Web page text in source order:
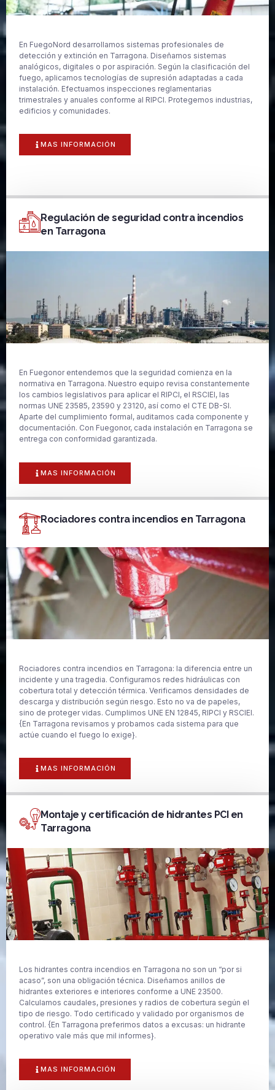
En FuegoNord desarrollamos sistemas profesionales de
detección y extinción en Tarragona. Diseñamos sistemas
analógicos, digitales o por aspiración. Según la clasificación del
fuego, aplicamos tecnologías de supresión adaptadas a cada
instalación. Efectuamos inspecciones reglamentarias
trimestrales y anuales conforme al RIPCI. Protegemos industrias,
edificios y comunidades.
MAS INFORMACIÓN
Regulación de seguridad contra incendios
en Tarragona
En Fuegonor entendemos que la seguridad comienza en la
normativa en Tarragona. Nuestro equipo revisa constantemente
los cambios legislativos para aplicar el RIPCI, el RSCIEI, las
normas UNE 23585, 23590 y 23120, así como el CTE DB-SI.
Aparte del cumplimiento formal, auditamos cada componente y
documentación. Con Fuegonor, cada instalación en Tarragona se
entrega con conformidad garantizada.
MAS INFORMACIÓN
Rociadores contra incendios en Tarragona
Rociadores contra incendios en Tarragona: la diferencia entre un
incidente y una tragedia. Configuramos redes hidráulicas con
cobertura total y detección térmica. Verificamos densidades de
descarga y distribución según riesgo. Esto no va de papeles,
sino de proteger vidas. Cumplimos UNE EN 12845, RIPCI y RSCIEI.
{En Tarragona revisamos y probamos cada sistema para que
actúe cuando el fuego lo exige}.
MAS INFORMACIÓN
Montaje y certificación de hidrantes PCI en
Tarragona
Los hidrantes contra incendios en Tarragona no son un “por si
acaso”, son una obligación técnica. Diseñamos anillos de
hidrantes exteriores e interiores conforme a UNE 23500.
Calculamos caudales, presiones y radios de cobertura según el
tipo de riesgo. Todo certificado y validado por organismos de
control. {En Tarragona preferimos datos a excusas: un hidrante
operativo vale más que mil informes}.
MAS INFORMACIÓN